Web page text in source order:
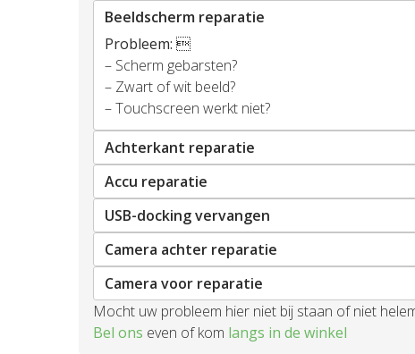
Beeldscherm reparatie
Probleem: 
– Scherm gebarsten?
– Zwart of wit beeld?
– Touchscreen werkt niet?
Achterkant reparatie
Accu reparatie
USB-docking vervangen
Camera achter reparatie
Camera voor reparatie
Mocht uw probleem hier niet bij staan of niet
Bel ons even of kom langs in de winkel